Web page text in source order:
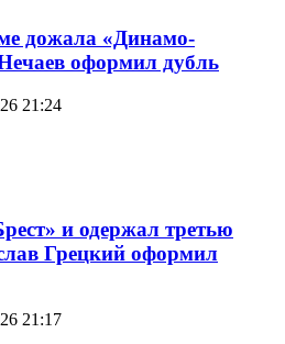
дожала «Динамо-
оформил дубль
21:24
и одержал третью
Грецкий оформил
21:17